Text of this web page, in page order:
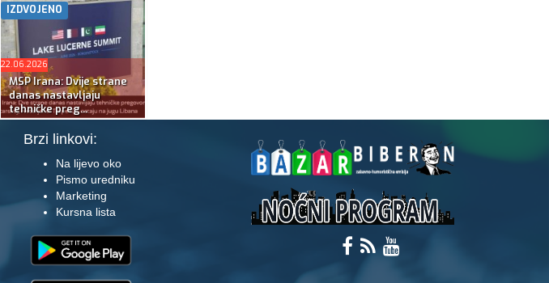
IZDVOJENO
22.06.2026
MSP Irana: Dvije strane
danas nastavljaju
tehničke preg...
Brzi linkovi:
Na lijevo oko
Pismo uredniku
Marketing
Kursna lista